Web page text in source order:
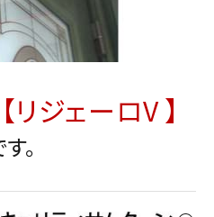
【リジェーロV 】
。